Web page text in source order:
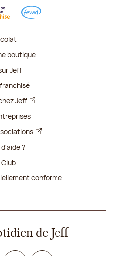
boutique
Jeff
Jeff
?
conforme
de Jeff